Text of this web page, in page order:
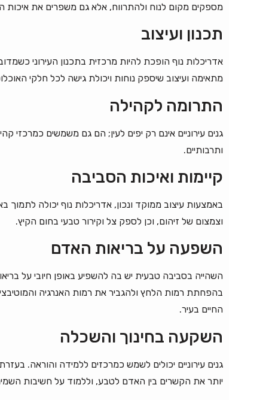
מספקים מקום לנוח ולהתרווח, אלא גם משפרים את איכות
תכנון ועיצוב
אדריכלות נוף הופכת להיות מרכזית בתכנון העירוני
מתאימה ועיצוב שיספק נוחות ויכולת גישה לכל חלקי
התרומה לקהילה
גנים עירוניים אינם רק יפים לעין; הם גם משמשים כמרכזי
ותרבותיים.
קיימות ואיכות הסביבה
באמצעות עיצוב ממוקד ונכון, אדריכלות נוף יכולה לתמוך
וצמצום של זיהום, וכן לספק צל וקירור טבעי בחום הקיץ.
השפעה על בריאות האדם
השהייה בסביבה טבעית יש בה להשפיע באופן חיובי על
בהפחתת רמות הלחץ ולהגביר את רמות האנרגיה
החיים בעיר.
השקעה בחינוך והשכלה
גנים עירוניים יכולים לשמש כמרכזים ללמידה והוראה.
יותר את הקשרים בין האדם לטבע, וללמוד על חשיבות